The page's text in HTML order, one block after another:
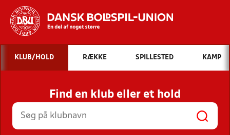
Hvad vil du søge efter?
INDHOLD OG NYHEDER
STILLINGER, RESULTATER, KLUBBER OG
HOLD
KLUB/HOLD RÆKKE SPILLESTED KAMP
Find en klub eller et hold